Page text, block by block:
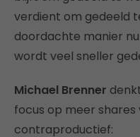
verdient om gedeeld
doordachte manier
wordt veel sneller
Michael Brenner
focus op meer
contraproductief: